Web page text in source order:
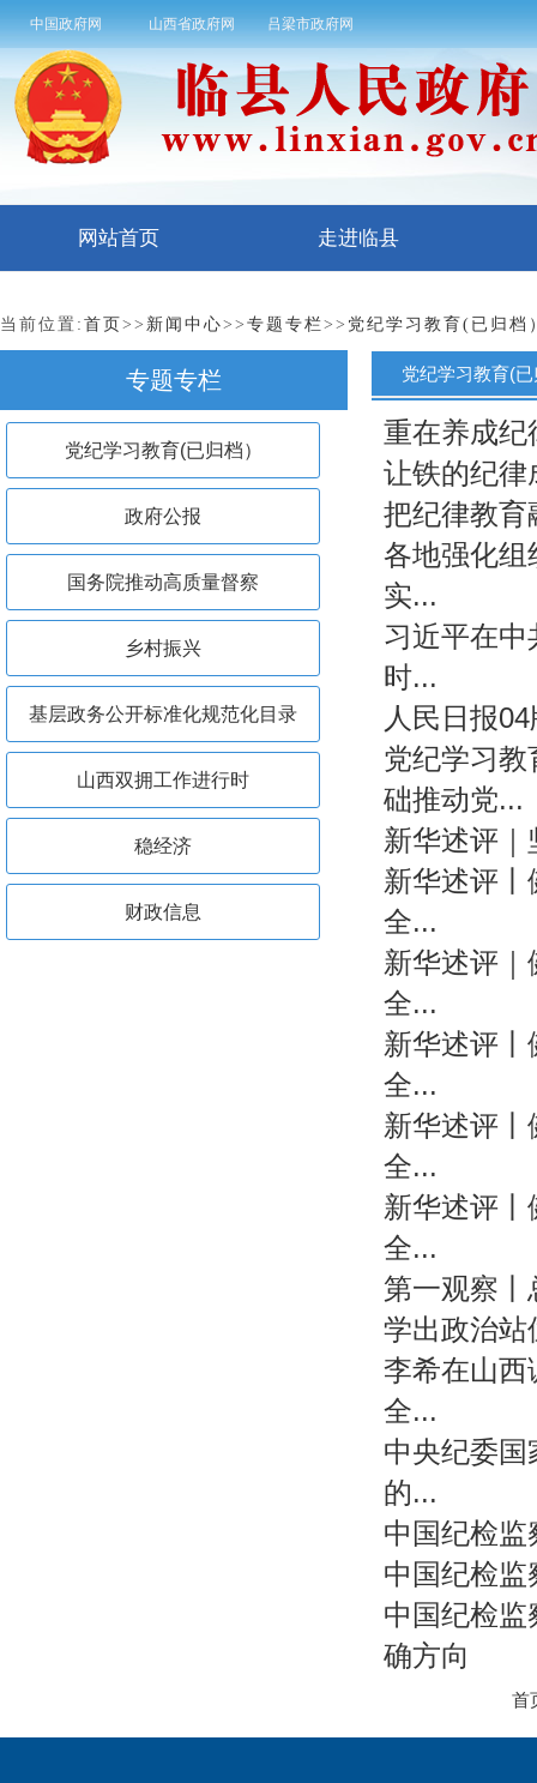
中国政府网 山西省政府网 吕梁市政府网
网站首页 走进临县
当前位置: 首页 >> 新闻中心>> 专题专栏>> 党纪学习教育(已归档
专题专栏
党纪学习教育(已归档）
政府公报
国务院推动高质量督察
乡村振兴
基层政务公开标准化规范化目录
山西双拥工作进行时
稳经济
财政信息
党纪学习教育(
重在养成纪
让铁的纪律
把纪律教育
各地强化
实...
习近平在
时...
人民日报
党纪学习
础推动党...
新华述评
新华述评
全...
新华述评
全...
新华述评
全...
新华述评
全...
新华述评
全...
第一观察
学出政治站
李希在山西
全...
中央纪委
的...
中国纪检
中国纪检
中国纪检
确方向
首